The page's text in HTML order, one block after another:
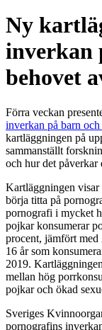
Ny
inverkan
behovet
Förra veckan
inverkan på barn och
kartläggningen på
sammanställt
och hur det påverkar
Kartläggningen visar
börja titta på
pornografi i mycket
pojkar konsumerar
procent, jämfört
16 år som
2019.
mellan hög
pojkar och ökad
Sveriges
pornografins